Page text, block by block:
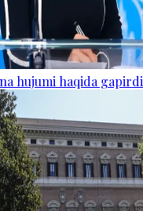
hujumi haqida gapirdi